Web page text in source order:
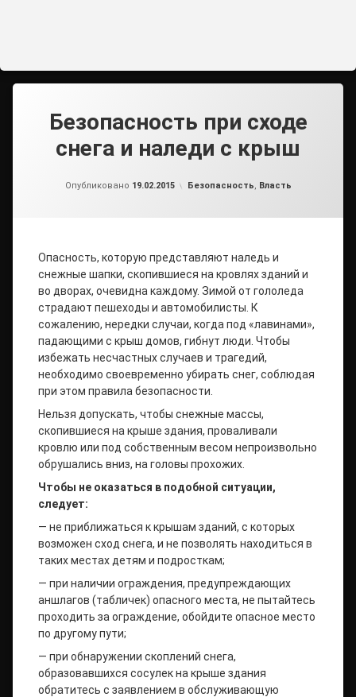
Безопасность при сходе
снега и наледи с крыш
Опубликовано 19.02.2015 Рубрики:
Безопасность, Власть
Опасность, которую представляют наледь и
снежные шапки, скопившиеся на кровлях зданий и
во дворах, очевидна каждому. Зимой от гололеда
страдают пешеходы и автомобилисты. К
сожалению, нередки случаи, когда под «лавинами»,
падающими с крыш домов, гибнут люди. Чтобы
избежать несчастных случаев и трагедий,
необходимо своевременно убирать снег, соблюдая
при этом правила безопасности.
Нельзя допускать, чтобы снежные массы,
скопившиеся на крыше здания, проваливали
кровлю или под собственным весом непроизвольно
обрушались вниз, на головы прохожих.
Чтобы не оказаться в подобной ситуации,
следует:
— не приближаться к крышам зданий, с которых
возможен сход снега, и не позволять находиться в
таких местах детям и подросткам;
— при наличии ограждения, предупреждающих
аншлагов (табличек) опасного места, не пытайтесь
проходить за ограждение, обойдите опасное место
по другому пути;
— при обнаружении скоплений снега,
образовавшихся сосулек на крыше здания
обратитесь с заявлением в обслуживающую